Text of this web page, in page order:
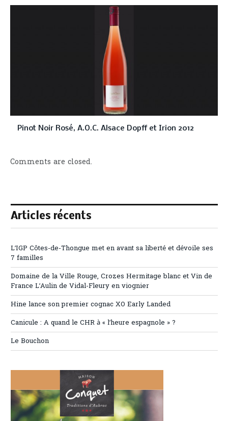
Pinot Noir Rosé, A.O.C. Alsace Dopff et Irion 2012
Comments are closed.
Articles récents
L’IGP Côtes-de-Thongue met en avant sa liberté et dévoile ses
7 familles
Domaine de la Ville Rouge, Crozes Hermitage blanc et Vin de
France L’Aulin de Vidal-Fleury en viognier
Hine lance son premier cognac XO Early Landed
Canicule : A quand le CHR à « l’heure espagnole » ?
Le Bouchon